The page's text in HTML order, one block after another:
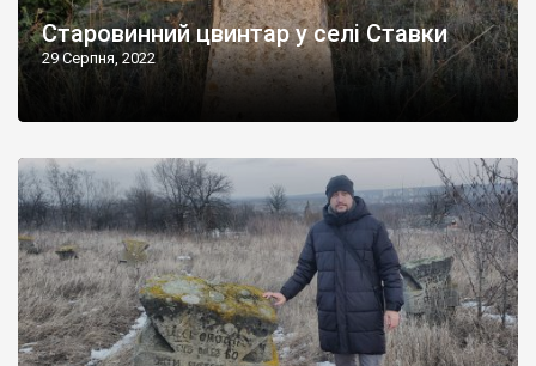
Старовинний цвинтар у селі Ставки
29 Серпня, 2022